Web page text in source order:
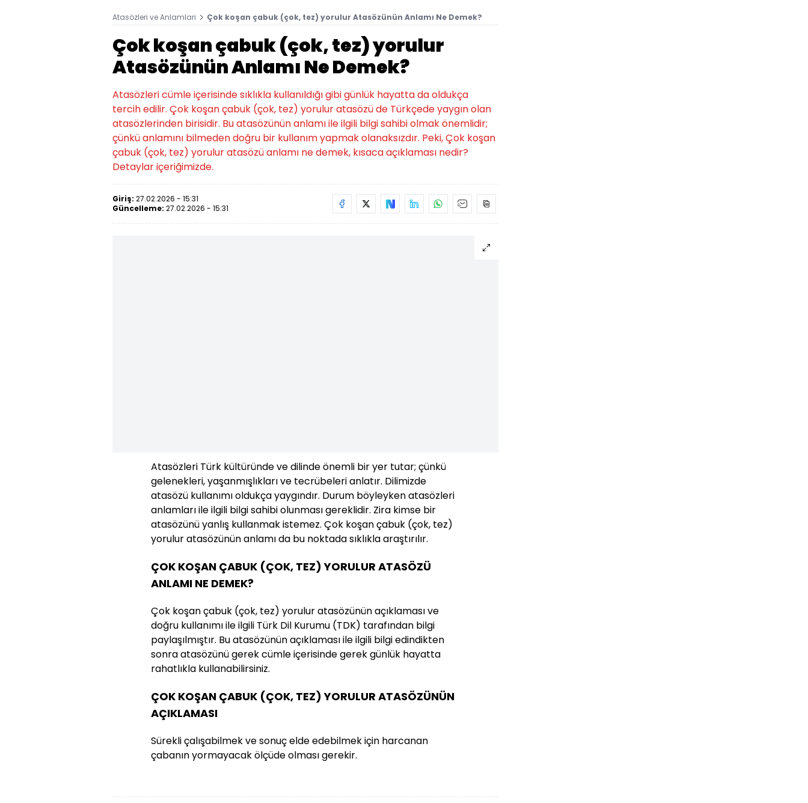
Atasözleri ve Anlamlari Çok koşan çabuk (çok, tez) yorulur Atasözünün Anlamı Ne Demek?
Çok koşan çabuk (çok, tez) yorulur
Atasözünün Anlamı Ne Demek?
Atasözleri cümle içerisinde sıklıkla kullanıldığı gibi günlük hayatta da oldukça
tercih edilir. Çok koşan çabuk (çok, tez) yorulur atasözü de Türkçede yaygın olan
atasözlerinden birisidir. Bu atasözünün anlamı ile ilgili bilgi sahibi olmak önemlidir;
çünkü anlamını bilmeden doğru bir kullanım yapmak olanaksızdır. Peki, Çok koşan
çabuk (çok, tez) yorulur atasözü anlamı ne demek, kısaca açıklaması nedir?
Detaylar içeriğimizde.
Giriş: 27.02.2026 - 15:31
Güncelleme: 27.02.2026 - 15:31
Atasözleri Türk kültüründe ve dilinde önemli bir yer tutar; çünkü
gelenekleri, yaşanmışlıkları ve tecrübeleri anlatır. Dilimizde
atasözü kullanımı oldukça yaygındır. Durum böyleyken atasözleri
anlamları ile ilgili bilgi sahibi olunması gereklidir. Zira kimse bir
atasözünü yanlış kullanmak istemez. Çok koşan çabuk (çok, tez)
yorulur atasözünün anlamı da bu noktada sıklıkla araştırılır.
ÇOK KOŞAN ÇABUK (ÇOK, TEZ) YORULUR ATASÖZÜ
ANLAMI NE DEMEK?
Çok koşan çabuk (çok, tez) yorulur atasözünün açıklaması ve
doğru kullanımı ile ilgili Türk Dil Kurumu (TDK) tarafından bilgi
paylaşılmıştır. Bu atasözünün açıklaması ile ilgili bilgi edindikten
sonra atasözünü gerek cümle içerisinde gerek günlük hayatta
rahatlıkla kullanabilirsiniz.
ÇOK KOŞAN ÇABUK (ÇOK, TEZ) YORULUR ATASÖZÜNÜN
AÇIKLAMASI
Sürekli çalışabilmek ve sonuç elde edebilmek için harcanan
çabanın yormayacak ölçüde olması gerekir.